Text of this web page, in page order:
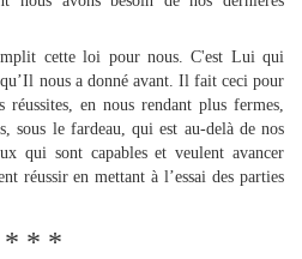
cette loi pour nous. C'est Lui qui
nous a donné avant. Il fait ceci pour
en nous rendant plus fermes,
sous le fardeau, qui est au-delà de nos
qui sont capables et veulent avancer
réussir en mettant à l’essai des parties
* * *